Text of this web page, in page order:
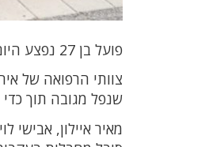
פועל בן 27 נפצע היום באורח בינוני לאחר שנפל מסולם במהלך עבודתו ברחוב יקותיאל בהרב בקריית חיים.
צוותי הרפואה של
שנפל מגובה תוך כדי
מאיר איילון,